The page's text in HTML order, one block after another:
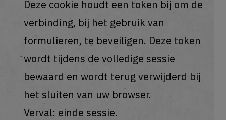
Deze cookie houdt een token bij om de
verbinding, bij het gebruik van
formulieren, te beveiligen. Deze token
wordt tijdens de volledige sessie
bewaard en wordt terug verwijderd bij
het sluiten van uw browser.
Verval: einde sessie.